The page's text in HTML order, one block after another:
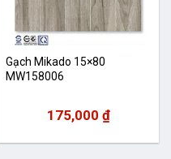
Gạch Mikado 15×80
MW158006
175,000 ₫